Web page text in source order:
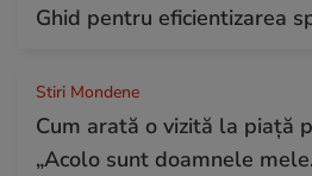
Ghid pentru eficientizarea
Stiri Mondene
Cum arată o vizită la piață
„Acolo sunt doamnele